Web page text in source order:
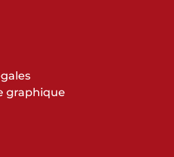
graphique